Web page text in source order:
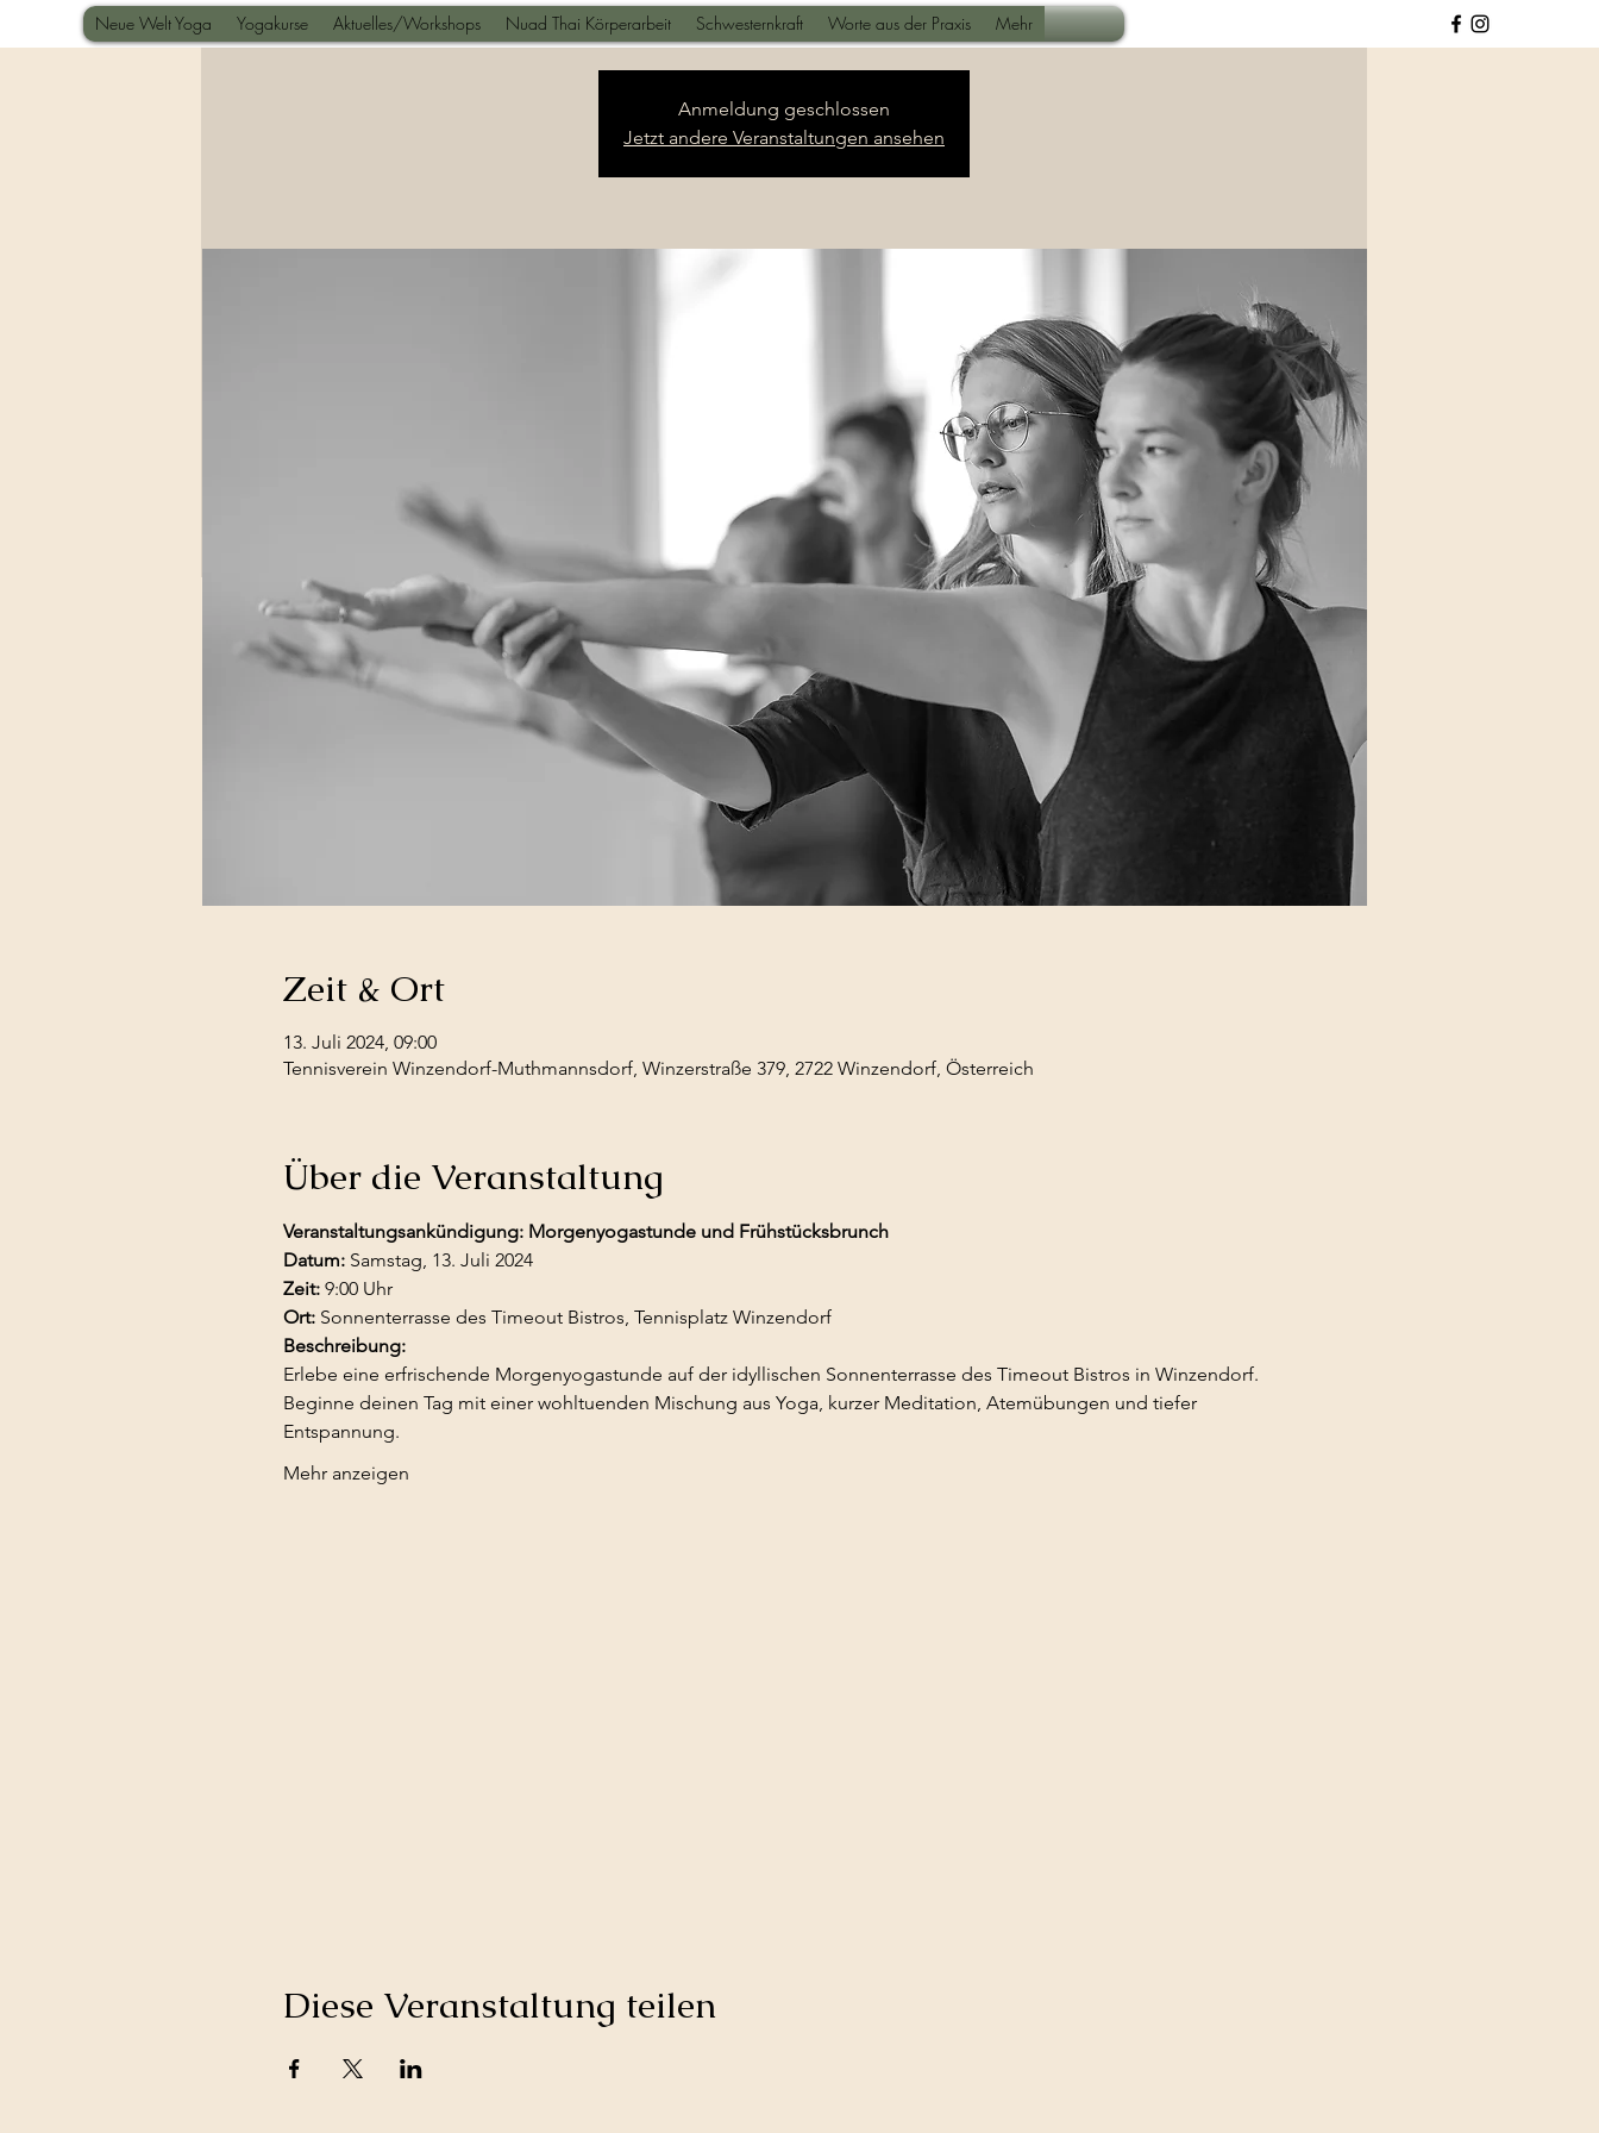
Neue Welt Yoga Yogakurse Aktuelles/Workshops Nuad Thai Körperarbeit Schwesternkraft Worte aus der Praxis Mehr
Samstag Morgen - Yoga - Meditation - Genuss
Anmeldung geschlossen
Jetzt andere Veranstaltungen ansehen
Zeit & Ort
13. Juli 2024, 09:00
Tennisverein Winzendorf-Muthmannsdorf, Winzerstraße 379, 2722 Winzendorf, Österreich
Über die Veranstaltung
Veranstaltungsankündigung: Morgenyogastunde und Frühstücksbrunch
Datum: Samstag, 13. Juli 2024
Zeit: 9:00 Uhr
Ort: Sonnenterrasse des Timeout Bistros, Tennisplatz Winzendorf
Beschreibung:
Erlebe eine erfrischende Morgenyogastunde auf der idyllischen Sonnenterrasse des Timeout Bistros in Winzendorf.
Beginne deinen Tag mit einer wohltuenden Mischung aus Yoga, kurzer Meditation, Atemübungen und tiefer
Entspannung.
Mehr anzeigen
Diese Veranstaltung teilen